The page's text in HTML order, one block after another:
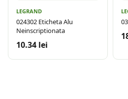
LEGRAND
024302 Eticheta Alu
Neinscriptionata
10.34 lei